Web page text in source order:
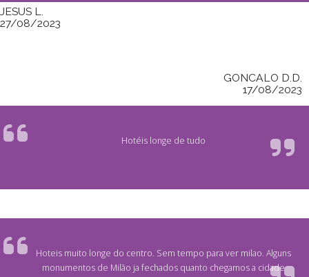
JESUS L.
27/08/2023
GONCALO D.D.
17/08/2023
Hotéis longe de tudo
Hoteis muito longe do centro. Sem tempo para ver milao. Alguns
monumentos de Milão ja fechados quanto chegamos a cidade